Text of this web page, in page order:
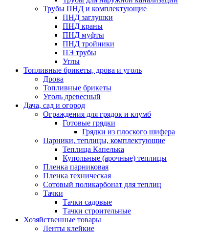
Трубы ПНД и комплектующие
ПНД заглушки
ПНД краны
ПНД муфты
ПНД тройники
ПЭ трубы
Углы
Топливные брикеты, дрова и уголь
Дрова
Топливные брикеты
Уголь древесный
Дача, сад и огород
Ограждения для грядок и клумб
Готовые грядки
Грядки из плоского шифера
Парники, теплицы, комплектующие
Теплица Капелька
Купольные (арочные) теплицы
Пленка парниковая
Пленка техническая
Сотовый поликарбонат для теплиц
Тачки
Тачки садовые
Тачки строительные
Хозяйственные товары
Ленты клейкие